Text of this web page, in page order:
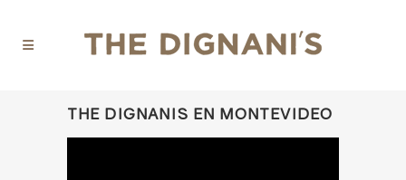
THE DIGNANIS EN MONTEVIDEO